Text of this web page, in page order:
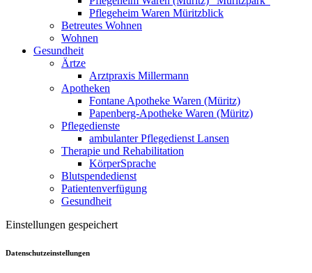
Pflegeheim Waren Müritzblick
Betreutes Wohnen
Wohnen
Gesundheit
Ärtze
Arztpraxis Millermann
Apotheken
Fontane Apotheke Waren (Müritz)
Papenberg-Apotheke Waren (Müritz)
Pflegedienste
ambulanter Pflegedienst Lansen
Therapie und Rehabilitation
KörperSprache
Blutspendedienst
Patientenverfügung
Gesundheit
Einstellungen gespeichert
Datenschutzeinstellungen